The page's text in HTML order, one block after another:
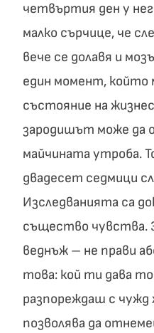
четвъртия ден у
малко сърчице, че
вече се долавя и
един момент, който
състояние на
зародишът може да
майчината утроба.
двадесет седмици
Изследванията са
същество чувства.
веднъж – не прави
това: кой ти дава
разпореждаш с
позволява да